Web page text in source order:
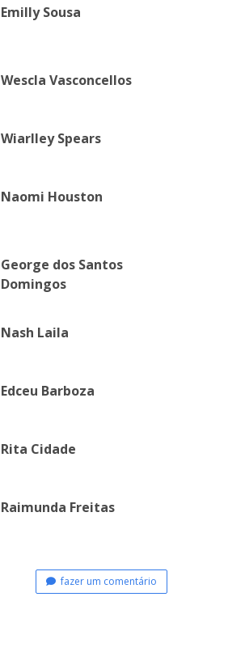
Emilly Sousa
Wescla Vasconcellos
Wiarlley Spears
Naomi Houston
George dos Santos
Domingos
Nash Laila
Edceu Barboza
Rita Cidade
Raimunda Freitas
fazer um comentário